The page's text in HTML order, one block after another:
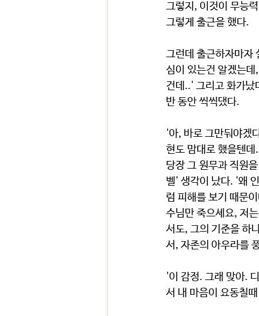
그렇지, 이것이 무능
그렇게 출근을 했다.
그런데 출근하자마자
심이 있는건 알겠는
건데..' 그리고 화가
반 동안 씩씩댔다.
'아, 바로 그만둬야겠
현도 맘대로 했을텐데
당장 그 원무과 직원
벨' 생각이 났다. '왜
럼 피해를 보기 때문
수님만 죽으세요, 저
서도, 그의 기준을 하
서, 자존의 아우라를
'이 감정. 그래 맞아.
서 내 마음이 요동칠